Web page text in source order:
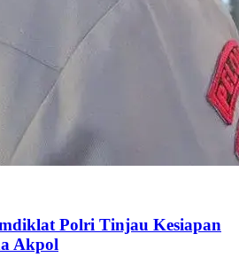
Polri Tinjau Kesiapan
Akpol